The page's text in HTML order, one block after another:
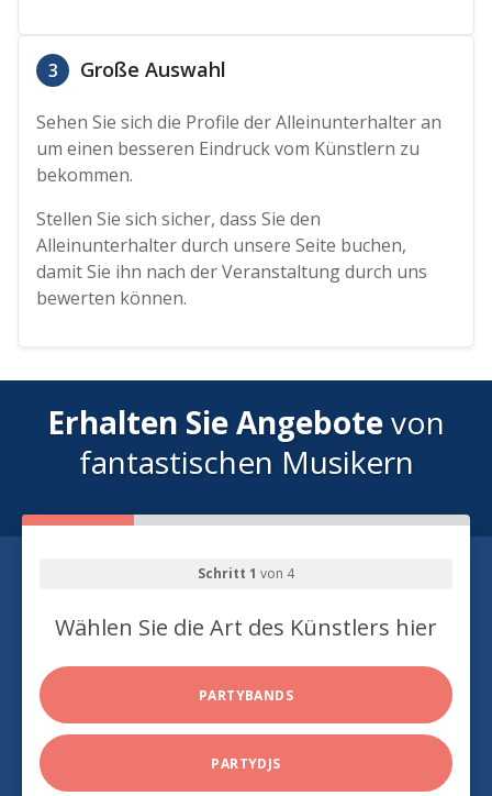
3 Große Auswahl
Sehen Sie sich die Profile der Alleinunterhalter an
um einen besseren Eindruck vom Künstlern zu
bekommen.
Stellen Sie sich sicher, dass Sie den
Alleinunterhalter durch unsere Seite buchen,
damit Sie ihn nach der Veranstaltung durch uns
bewerten können.
Erhalten Sie Angebotevon
fantastischen Musikern
Schritt 1 von 4
Wählen Sie die Art des Künstlers hier
PARTYBANDS
PARTYDJS